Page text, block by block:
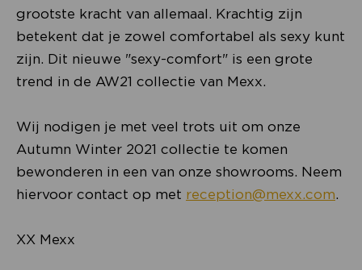
grootste kracht van allemaal. Krachtig zijn
betekent dat je zowel comfortabel als sexy kunt
zijn. Dit nieuwe "sexy-comfort" is een grote
trend in de AW21 collectie van Mexx.
Wij nodigen je met veel trots uit om onze
Autumn Winter 2021 collectie te komen
bewonderen in een van onze showrooms. Neem
hiervoor contact op met reception@mexx.com.
XX Mexx